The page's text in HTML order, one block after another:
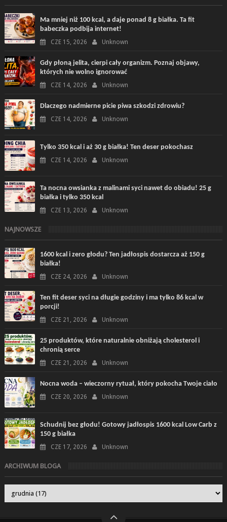
Ma mniej niż 100 kcal, a daje ponad 8 g białka. Ta fit
babeczka podbija internet!
CZE 15, 2026 Unknown
Gdy płoną jelita, cierpi cały organizm. Poznaj objawy,
których nie wolno ignorować
CZE 14, 2026 Unknown
Dlaczego nadmierne picie piwa szkodzi zdrowiu?
CZE 14, 2026 Unknown
Tylko 350 kcal i aż 30 g białka! Ten deser pokochasz
CZE 14, 2026 Unknown
Ta nocna owsianka z malinami syci nawet do obiadu! 25 g
białka i tylko 350 kcal
CZE 13, 2026 Unknown
NAJNOWSZE
1600 kcal i zero głodu? Ten jadłospis dostarcza aż 150 g
białka!
CZE 24, 2026 Unknown
Ten fit deser syci na długie godziny i ma tylko 86 kcal w
porcji!
CZE 21, 2026 Unknown
25 produktów, które naturalnie obniżają cholesterol i
chronią serce
CZE 21, 2026 Unknown
Nocna woda – wieczorny rytuał, który pokocha Twoje ciało
CZE 20, 2026 Unknown
Schudnij bez głodu! Gotowy jadłospis 1600 kcal Low Carb z
150 g białka
CZE 17, 2026 Unknown
ARCHIWUM BLOGA